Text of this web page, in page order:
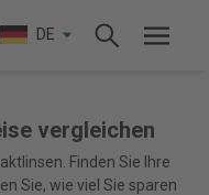
DE
vergleichen
Finden Sie Ihre
Sie, wie viel Sie sparen